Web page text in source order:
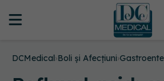
DCMedical›Boli și Afecțiuni›